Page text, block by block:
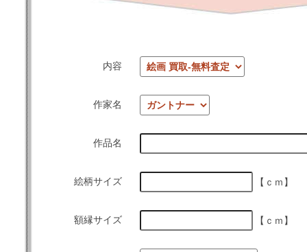
内容
作家名
作品名
絵柄サイズ 【ｃｍ】
額縁サイズ 【ｃｍ】